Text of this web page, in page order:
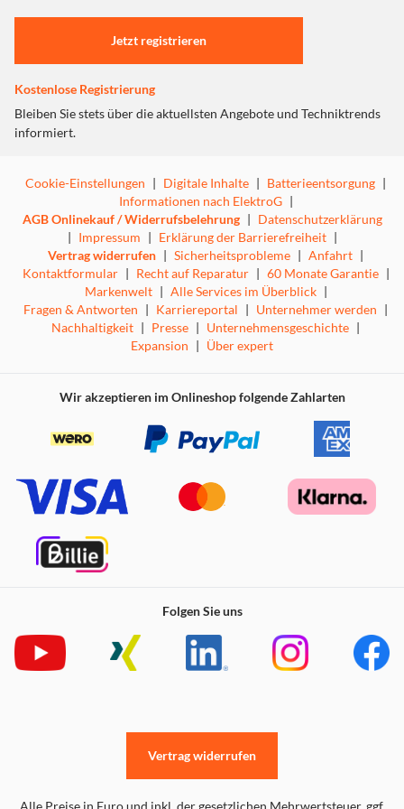
Einstellungen anpassen
Jetzt registrieren
Kostenlose Registrierung
Bleiben Sie stets über die aktuellsten Angebote und Techniktrends
informiert.
Cookie-Einstellungen | Digitale Inhalte | Batterieentsorgung |
Informationen nach ElektroG |
AGB Onlinekauf / Widerrufsbelehrung | Datenschutzerklärung
| Impressum | Erklärung der Barrierefreiheit |
Vertrag widerrufen | Sicherheitsprobleme | Anfahrt |
Kontaktformular | Recht auf Reparatur | 60 Monate Garantie |
Markenwelt | Alle Services im Überblick |
Fragen & Antworten | Karriereportal | Unternehmer werden |
Nachhaltigkeit | Presse | Unternehmensgeschichte |
Expansion | Über expert
Wir akzeptieren im Onlineshop folgende Zahlarten
Folgen Sie uns
Alle Preise in Euro und inkl. der gesetzlichen Mehrwertsteuer. ggf.
Vertrag widerrufen